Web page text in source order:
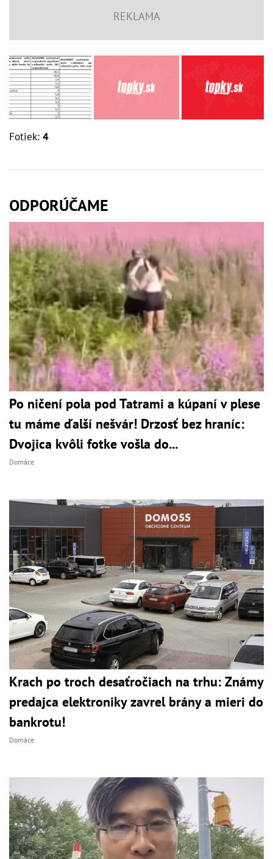
Fotiek: 4
ODPORÚČAME
Po ničení pola pod Tatrami a kúpaní v plese
tu máme ďalší nešvár! Drzosť bez hraníc:
Dvojica kvôli fotke vošla do...
Domáce
Krach po troch desaťročiach na trhu: Známy
predajca elektroniky zavrel brány a mieri do
bankrotu!
Domáce